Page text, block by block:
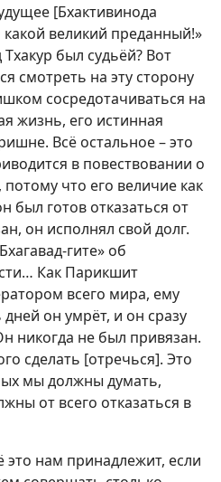
[Бхактивинода
великий преданный!»
был судьёй? Вот
смотреть на эту сторону
сосредотачиваться на
жизнь, его истинная
Всё остальное – это
в повествовании о
что его величие как
был готов отказаться от
он исполнял свой долг.
гите» об
Как Парикшит
всего мира, ему
он умрёт, и он сразу
никогда не был привязан.
сделать [отречься]. Это
мы должны думать,
от всего отказаться в
нам принадлежит, если